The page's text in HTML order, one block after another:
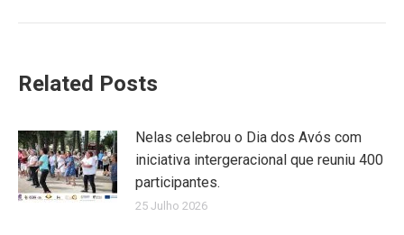
Related Posts
Nelas celebrou o Dia dos Avós com
iniciativa intergeracional que reuniu 400
participantes.
25 Julho 2026